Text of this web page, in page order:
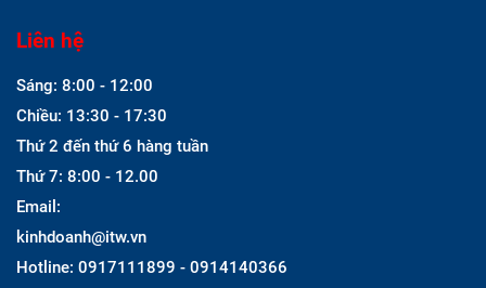
Liên hệ
Sáng: 8:00 - 12:00
Chiều: 13:30 - 17:30
Thứ 2 đến thứ 6 hàng tuần
Thứ 7: 8:00 - 12.00
Email:
kinhdoanh@itw.vn
Hotline: 0917111899 - 0914140366